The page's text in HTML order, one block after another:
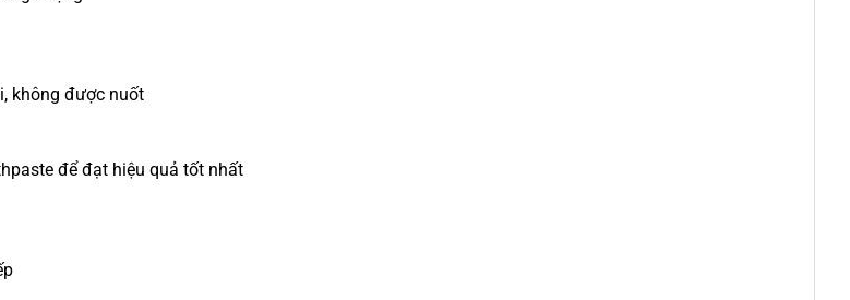
không được nuốt
để đạt hiệu quả tốt nhất